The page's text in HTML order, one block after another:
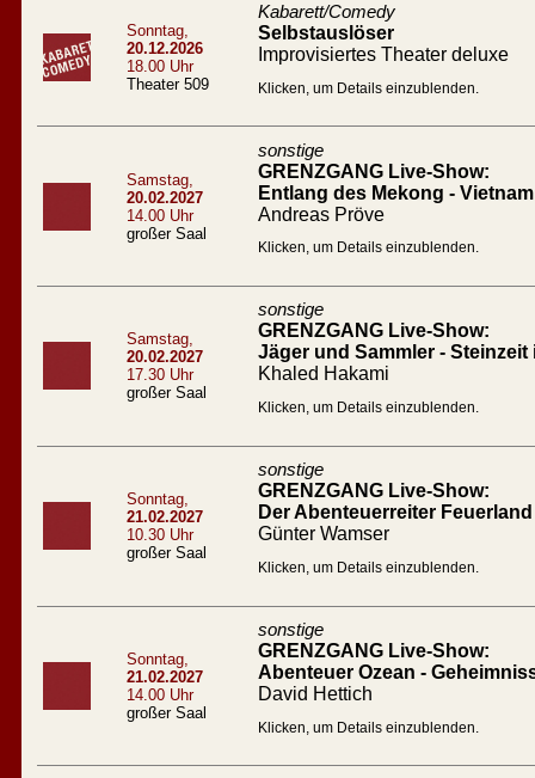
Sonntag,
20.12.2026
18.00 Uhr
Theater 509
Kabarett/Comedy
Selbstauslöser
Improvisiertes Theater deluxe
Klicken, um Details einzublenden.
Samstag,
20.02.2027
14.00 Uhr
großer Saal
sonstige
GRENZGANG Live-Show:
Entlang des Mekong -
Andreas Pröve
Klicken, um Details einzublenden.
Samstag,
20.02.2027
17.30 Uhr
großer Saal
sonstige
GRENZGANG Live-Show:
Jäger und Sammler -
Khaled Hakami
Klicken, um Details einzublenden.
Sonntag,
21.02.2027
10.30 Uhr
großer Saal
sonstige
GRENZGANG Live-Show:
Der Abenteuerreiter
Günter Wamser
Klicken, um Details einzublenden.
Sonntag,
21.02.2027
14.00 Uhr
großer Saal
sonstige
GRENZGANG Live-Show:
Abenteuer Ozean -
David Hettich
Klicken, um Details einzublenden.